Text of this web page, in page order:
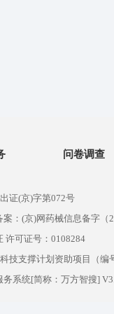
问卷调查
证(京)字第072号
：(京)网药械信息备字（
许可证号：0108284
技支撑计划资助项目（编
系统[简称：万方智搜]